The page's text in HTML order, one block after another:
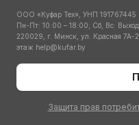
ООО «Куфар Тех», УНП 191767445
Пн-Пт: 10:00 – 18:00; Сб, Вс:
220029, г. Минск, ул. Красная 7А-
этаж help@kufar.by
Защита прав